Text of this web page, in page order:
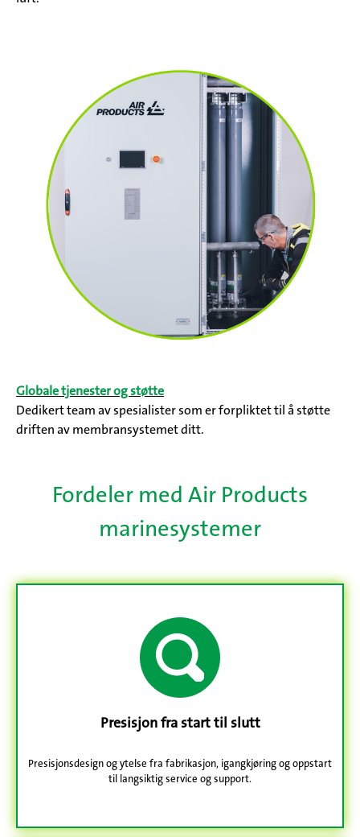
Globale tjenester og støtte
Dedikert team av spesialister som er forpliktet til å støtte
driften av membransystemet ditt.
Fordeler med Air Products
marinesystemer
Presisjon fra start til slutt
Presisjonsdesign og ytelse fra fabrikasjon, igangkjøring og oppstart
til langsiktig service og support.